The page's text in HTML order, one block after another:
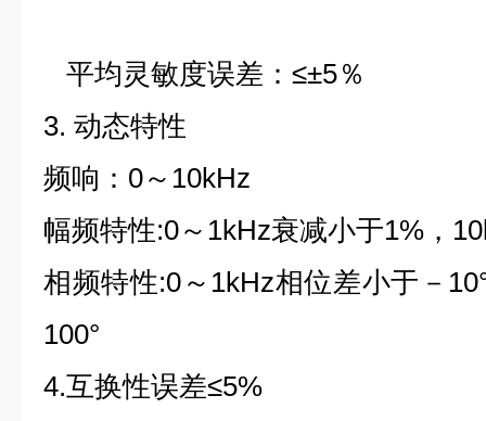
平均灵敏度误差：≤±5％
3. 动态特性
频响：0～10kHz
幅频特性:0～1kHz衰减小于1%，
相频特性:0～1kHz相位差小于－
100°
4.互换性误差≤5%